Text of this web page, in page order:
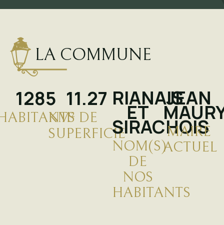
LA COMMUNE
1324
KM² DE
SUPERFICIE
12.82 RIANAIS
ET
SIRACHOIS
NOM(S)
DE
NOS
HABITANTS
JEAN
MAIRE
ACTUEL